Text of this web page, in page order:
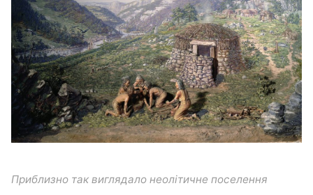
Приблизно так виглядало неолітичне поселення